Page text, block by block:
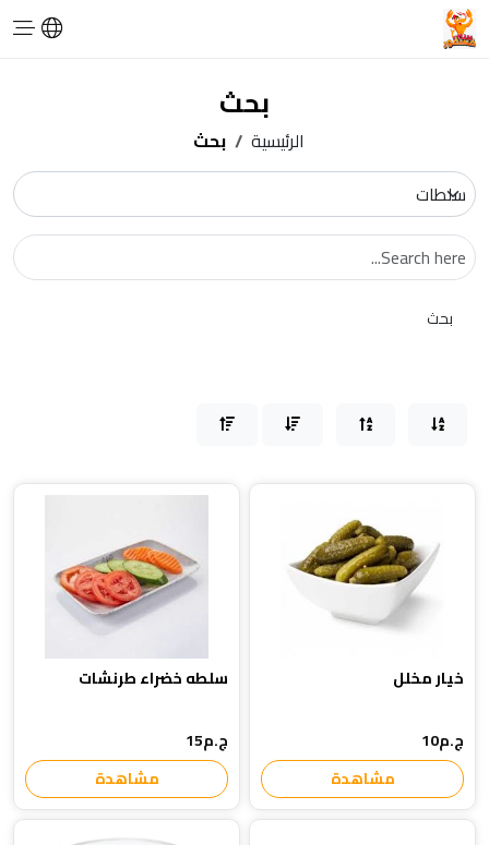
بحث
الرئيسية بحث
بحث
خيار مخلل
ج.م10
مشاهدة
سلطه خضراء طرنشات
ج.م15
مشاهدة